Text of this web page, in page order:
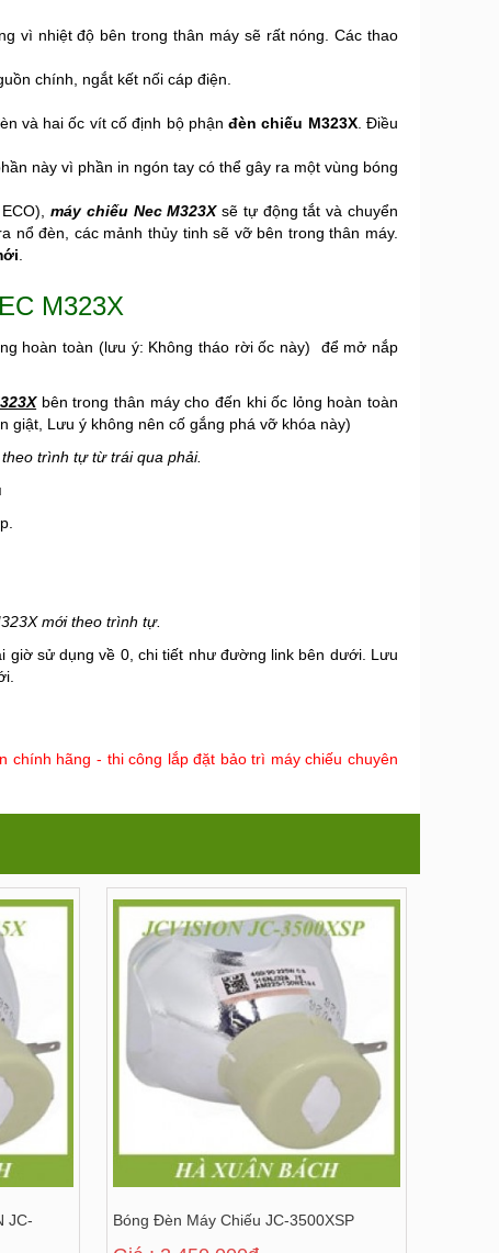
vì nhiệt độ bên trong thân máy sẽ rất nóng. Các thao
chính, ngắt kết nối cáp điện.
và hai ốc vít cố định bộ phậnđèn chiếu M323X. Điều
này vì phần in ngón tay có thể gây ra một vùng bóng
ECO),máy chiếu Nec M323Xsẽ tự động tắt và chuyển
nổ đèn, các mảnh thủy tinh sẽ vỡ bên trong thân máy.
M323X
hoàn toàn (lưu ý: Không tháo rời ốc này) để mở nắp
bên trong thân máy cho đến khi ốc lỏng hoàn toàn
giật, Lưu ý không nên cố gắng phá vỡ khóa này)
trình tự từ trái qua phải.
mới theo trình tự.
giờ sử dụng về 0, chi tiết như đường link bên dưới. Lưu
chính hãng - thi công lắp đặt bảo trì máy chiếu chuyên
JC-
Bóng Đèn Máy Chiếu JC-3500XSP